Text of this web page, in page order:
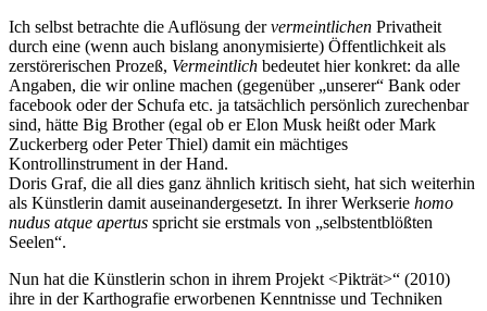
Ich selbst betrachte die Auflösung dervermeintlichen Privatheit
durch eine (wenn auch bislang anonymisierte) Öffentlichkeit als
zerstörerischen Prozeß, Vermeintlich bedeutet hier konkret: da alle
Angaben, die wir online machen (gegenüber „unserer“ Bank oder
facebook oder der Schufa etc. ja tatsächlich persönlich zurechenbar
sind, hätte Big Brother (egal ob er Elon Musk heißt oder Mark
Zuckerberg oder Peter Thiel) damit ein mächtiges
Kontrollinstrument in der Hand.
Doris Graf, die all dies ganz ähnlich kritisch sieht, hat sich weiterhin
als Künstlerin damit auseinandergesetzt. In ihrer Werkserie homo
nudus atque apertus spricht sie erstmals von „selbstentblößten
Seelen“.
Nun hat die Künstlerin schon in ihrem Projekt <Pikträt>“ (2010)
ihre in der Karthografie erworbenen Kenntnisse und Techniken